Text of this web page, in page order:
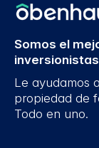
Somos el
Le ayudamos
propiedad de
Todo en uno.